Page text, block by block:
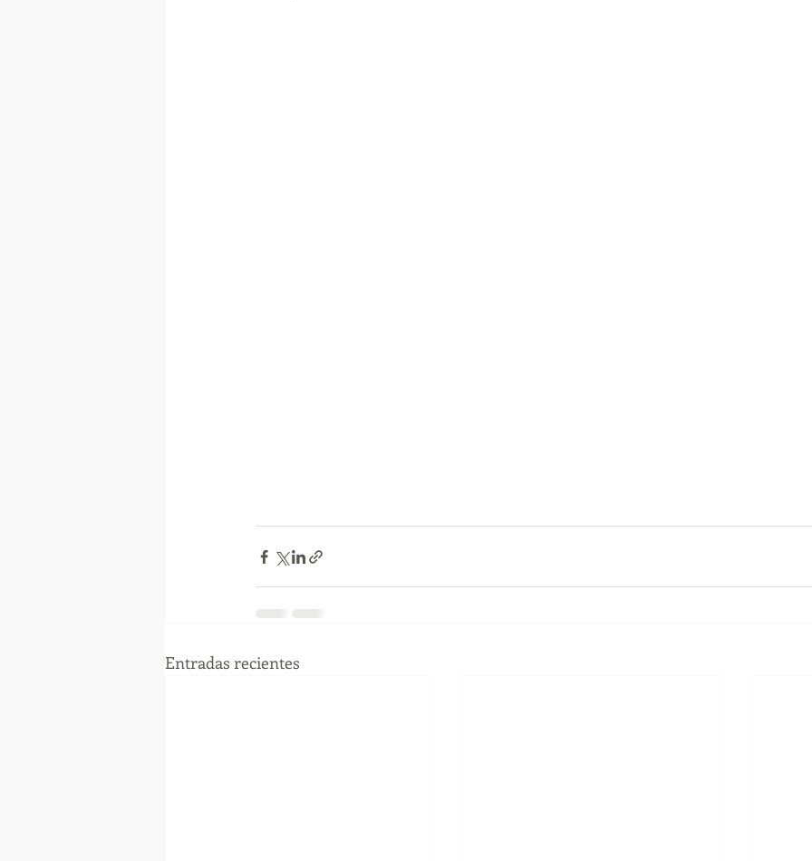
Entradas recientes